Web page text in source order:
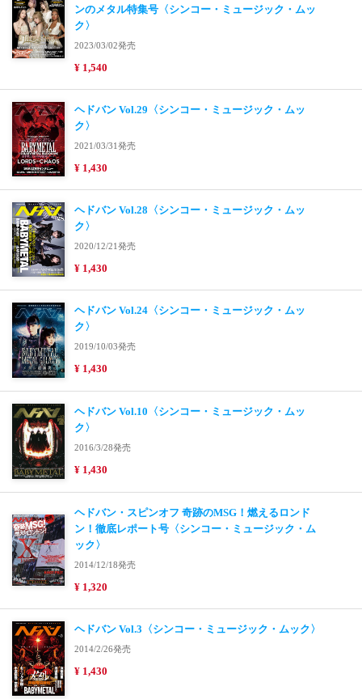
ンのメタル特集号〈シンコー・ミュージック・ムッ
ク〉
2023/03/02発売
¥ 1,540
ヘドバン Vol.29〈シンコー・ミュージック・ムッ
ク〉
2021/03/31発売
¥ 1,430
ヘドバン Vol.28〈シンコー・ミュージック・ムッ
ク〉
2020/12/21発売
¥ 1,430
ヘドバン Vol.24〈シンコー・ミュージック・ムッ
ク〉
2019/10/03発売
¥ 1,430
ヘドバン Vol.10〈シンコー・ミュージック・ムッ
ク〉
2016/3/28発売
¥ 1,430
ヘドバン・スピンオフ 奇跡のMSG！燃えるロンド
ン！徹底レポート号〈シンコー・ミュージック・ム
ック〉
2014/12/18発売
¥ 1,320
ヘドバン Vol.3〈シンコー・ミュージック・ムック〉
2014/2/26発売
¥ 1,430